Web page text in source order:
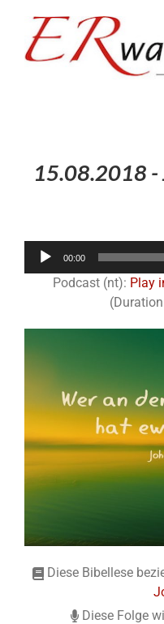
springen
15.08.2018 -
00:00
Podcast (nt): Play
Diese Bibellese
Diese Folge